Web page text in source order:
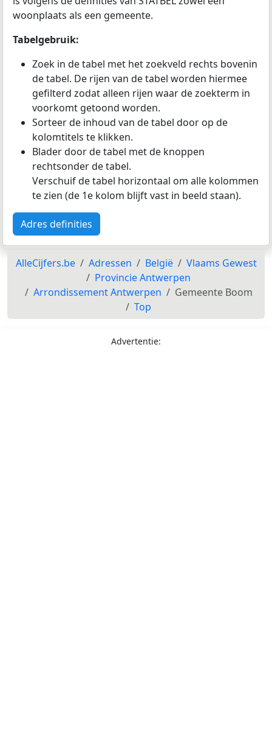
woonplaats als een gemeente.
Tabelgebruik:
Zoek in de tabel met het zoekveld rechts bovenin
de tabel. De rijen van de tabel worden hiermee
gefilterd zodat alleen rijen waar de zoekterm in
voorkomt getoond worden.
Sorteer de inhoud van de tabel door op de
kolomtitels te klikken.
Blader door de tabel met de knoppen
rechtsonder de tabel.
Verschuif de tabel horizontaal om alle kolommen
te zien (de 1e kolom blijft vast in beeld staan).
Adres definities
AlleCijfers.be Adressen België
Vlaams Gewest
Provincie Antwerpen
Arrondissement Antwerpen
Gemeente Boom
Top
Advertentie: